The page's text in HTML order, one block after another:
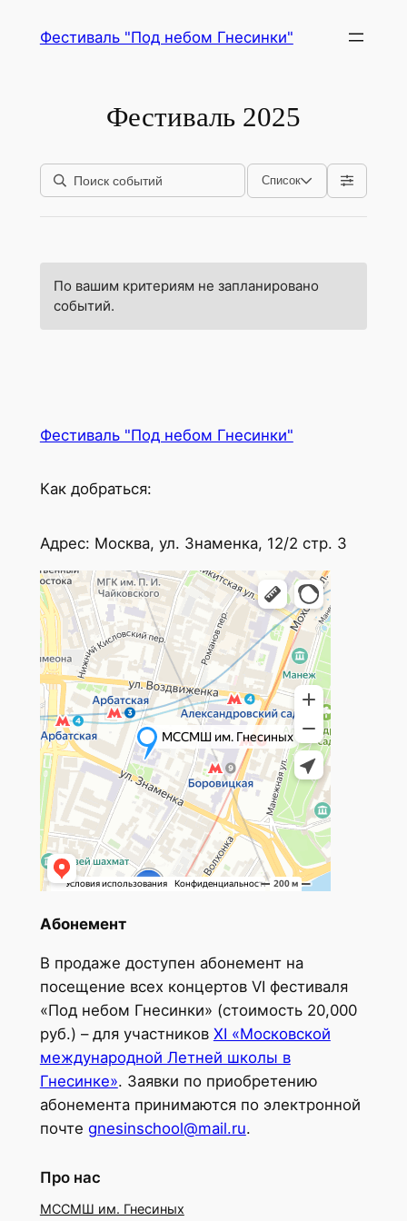
Фестиваль "Под небом Гнесинки"
Фестиваль 2025
Список
По вашим критериям не запланировано
событий.
Фестиваль "Под небом Гнесинки"
Как добраться:
Адрес: Москва, ул. Знаменка, 12/2 стр. 3
Абонемент
В продаже доступен абонемент на
посещение всех концертов VI фестиваля
«Под небом Гнесинки» (стоимость 20,000
руб.) – для участников XI «Московской
международной Летней школы в
Гнесинке». Заявки по приобретению
абонемента принимаются по электронной
почте gnesinschool@mail.ru.
Про нас
МССМШ им. Гнесиных